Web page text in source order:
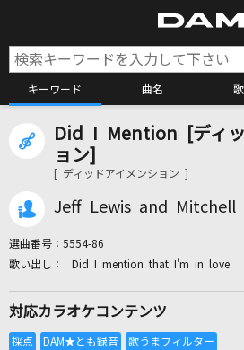
キーワード 曲名
カラオケ検索
カラオケ店舗
カラオケリクエ
Did I Mention [ディッ
ョン]
[ ディッドアイメンション ]
Jeff Lewis and Mitchell
選曲番号： 5554-86
Did I mention that I'm in love
対応カラオケコンテンツ